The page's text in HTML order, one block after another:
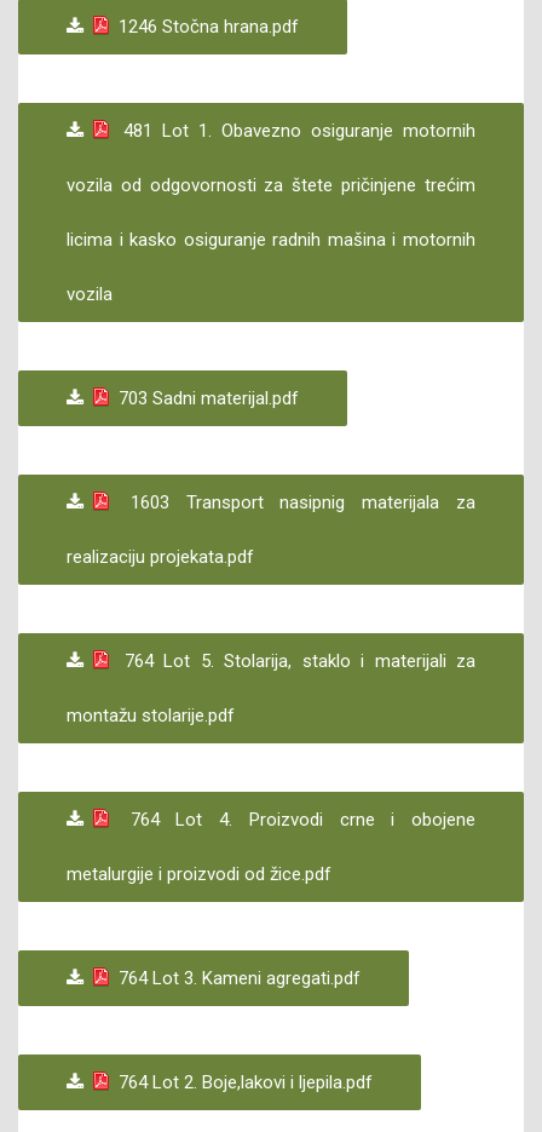
1246 Stočna hrana.pdf
481 Lot 1. Obavezno osiguranje motornih
vozila od odgovornosti za štete pričinjene trećim
licima i kasko osiguranje radnih mašina i motornih
vozila
703 Sadni materijal.pdf
1603 Transport nasipnig materijala za
realizaciju projekata.pdf
764 Lot 5. Stolarija, staklo i materijali za
montažu stolarije.pdf
764 Lot 4. Proizvodi crne i obojene
metalurgije i proizvodi od žice.pdf
764 Lot 3. Kameni agregati.pdf
764 Lot 2. Boje,lakovi i ljepila.pdf